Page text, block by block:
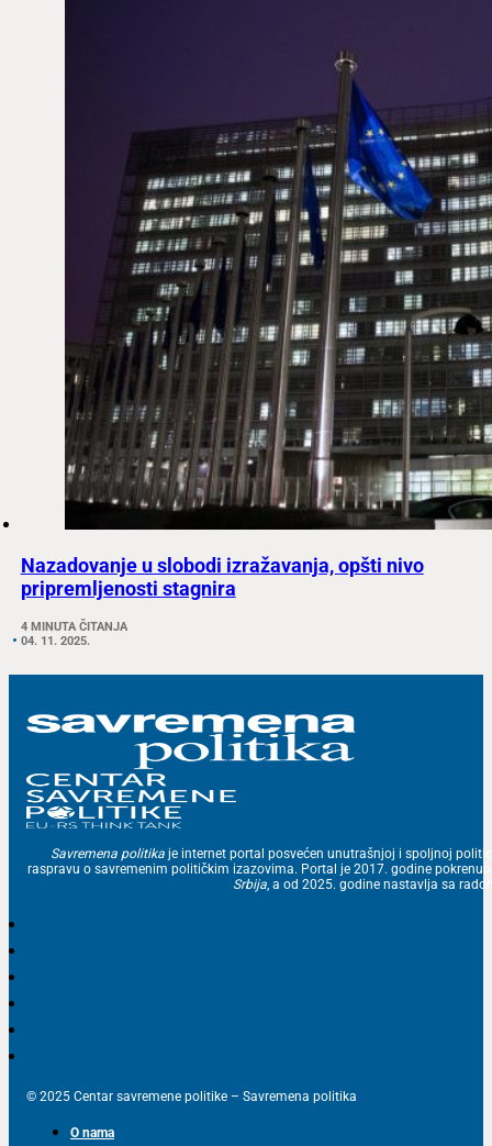
Nazadovanje u slobodi izražavanja, opšti nivo
pripremljenosti stagnira
4 MINUTA ČITANJA
04. 11. 2025.
Savremena politika je internet portal posvećen unutrašnjoj i spoljnoj
raspravu o savremenim političkim izazovima. Portal je 2017. godine
Srbija, a od 2025. godine nastavlja sa
© 2025 Centar savremene politike – Savremena politika
O nama